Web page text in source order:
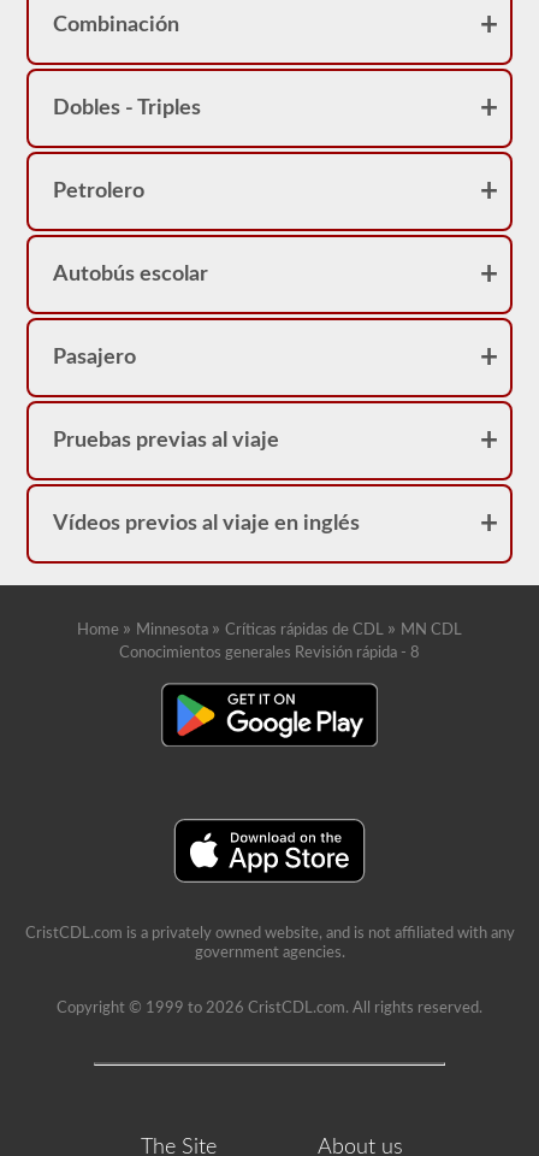
Combinación
Dobles - Triples
Petrolero
Autobús escolar
Pasajero
Pruebas previas al viaje
Vídeos previos al viaje en inglés
Home » Minnesota » Críticas rápidas de CDL » MN CDL
Conocimientos generales Revisión rápida - 8
CristCDL.com is a privately owned website, and is not affiliated with any
government agencies.
Copyright © 1999 to 2026 CristCDL.com. All rights reserved.
The Site About us